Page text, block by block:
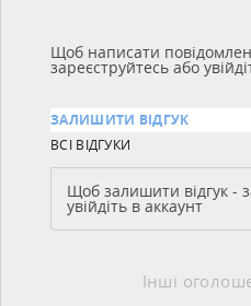
Щоб написати
зареєструйтесь або
ЗАЛИШИТИ ВІДГУК
ВСІ ВІДГУКИ
Щоб залишити відгук -
увійдіть в аккаунт
Інші